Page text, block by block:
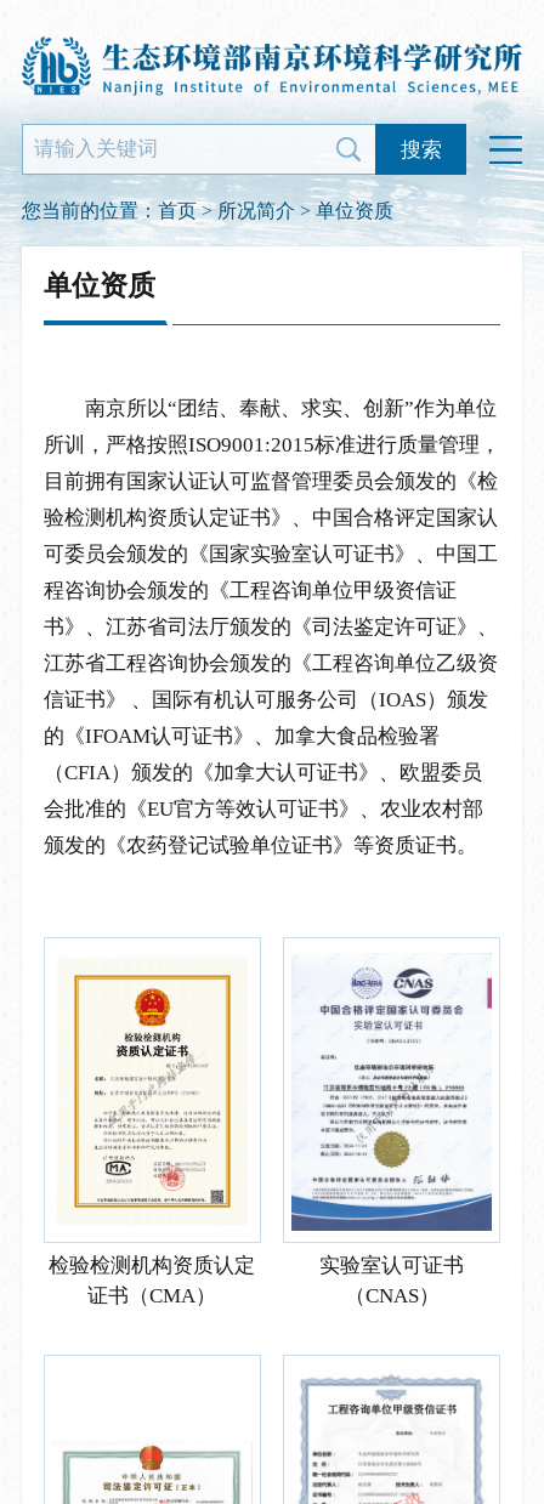
搜索
您当前的位置： 首页>所况简介> 单位资质
单位资质
南京所以“团结、奉献、求实、创新”作为单位
所训，严格按照ISO9001:2015标准进行质量管理，
目前拥有国家认证认可监督管理委员会颁发的《检
验检测机构资质认定证书》、中国合格评定国家认
可委员会颁发的《国家实验室认可证书》、中国工
程咨询协会颁发的《工程咨询单位甲级资信证
书》、江苏省司法厅颁发的《司法鉴定许可证》、
江苏省工程咨询协会颁发的《工程咨询单位乙级资
信证书》 、国际有机认可服务公司（IOAS）颁发
的《IFOAM认可证书》、加拿大食品检验署
（CFIA）颁发的《加拿大认可证书》、欧盟委员
会批准的《EU官方等效认可证书》、农业农村部
颁发的《农药登记试验单位证书》等资质证书。
检验检测机构资质认定
证书（CMA）
实验室认可证书
（CNAS）